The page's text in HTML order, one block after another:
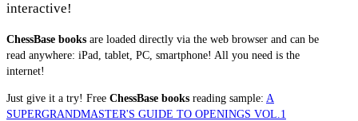
interactive!
ChessBase books are loaded directly via the web browser and can be
read anywhere: iPad, tablet, PC, smartphone! All you need is the
internet!
Just give it a try! Free ChessBase books reading sample: A
SUPERGRANDMASTER'S GUIDE TO OPENINGS VOL.1